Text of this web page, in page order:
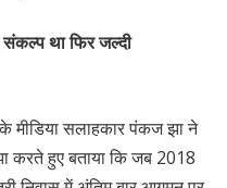
था फिर जल्दी
मीडिया सलाहकार पंकज झा ने
करते हुए बताया कि जब 2018